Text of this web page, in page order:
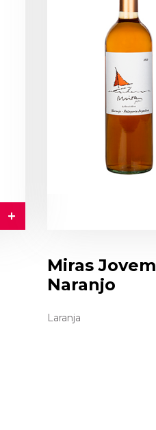
Miras Jovem
Naranjo
Laranja